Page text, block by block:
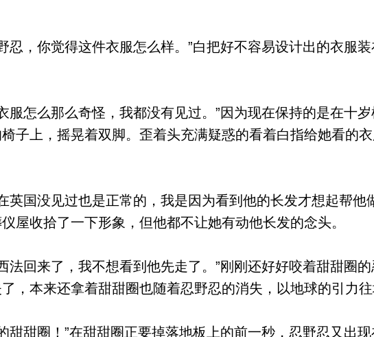
忍，你觉得这件衣服怎么样。”白把好不容易设计出的衣服
服怎么那么奇怪，我都没有见过。”因为现在保持的是在十
子上，摇晃着双脚。歪着头充满疑惑的看着白指给她看的
英国没见过也是正常的，我是因为看到他的长发才想起帮他
屋收拾了一下形象，但他都不让她有动他长发的念头。
法回来了，我不想看到他先走了。”刚刚还好好咬着甜甜圈
，本来还拿着甜甜圈也随着忍野忍的消失，以地球的引力往
甜甜圈！”在甜甜圈正要掉落地板上的前一秒，忍野忍又出